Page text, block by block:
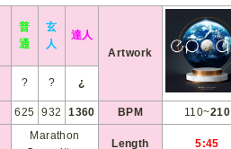
普
通
玄
人
達人
Artwork
? ? ¿
625 932 1360 BPM 110~210
Marathon
Length 5:45